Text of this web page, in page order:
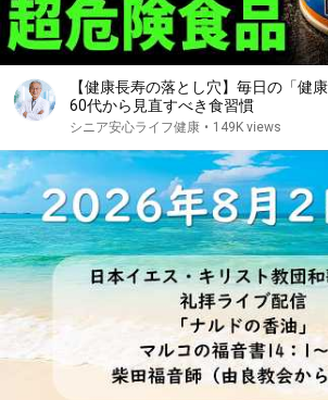
【健康長寿の落とし穴】毎日の「健
60代から見直すべき食習慣
シニア安心ライフ健康 • 149K views